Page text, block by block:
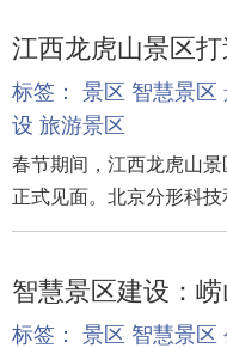
江西龙虎山景区
标签： 景区 智慧景区
设 旅游景区
春节期间，江西龙虎山
正式见面。北京分形科技
智慧景区建设：
标签： 景区 智慧景区